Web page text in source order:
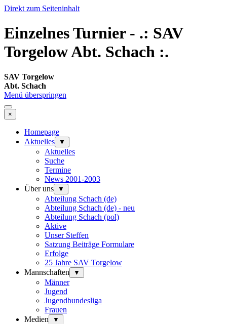
Direkt zum Seiteninhalt
Einzelnes Turnier - .: SAV
Torgelow Abt. Schach :.
SAV Torgelow
Abt. Schach
Menü überspringen
×
Homepage
Aktuelles
▼
Aktuelles
Suche
Termine
News 2001-2003
Über uns
▼
Abteilung Schach (de)
Abteilung Schach (de) - neu
Abteilung Schach (pol)
Aktive
Unser Steffen
Satzung Beiträge Formulare
Erfolge
25 Jahre SAV Torgelow
Mannschaften
▼
Männer
Jugend
Jugendbundesliga
Frauen
Medien
▼